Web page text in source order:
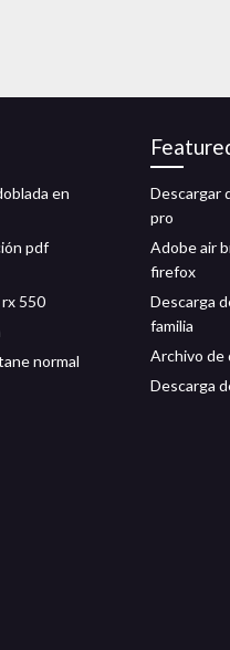
en
pdf
550
normal
Descargar
pro
Adobe air
firefox
Descarga
familia
Archivo de
Descarga